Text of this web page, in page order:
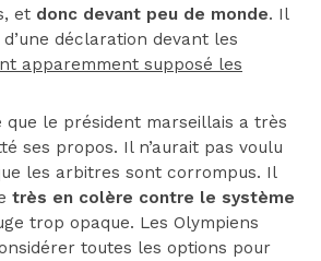
et donc devant peu de monde. Il
d’une déclaration devant les
apparemment supposé les
le président marseillais a très
ses propos. Il n’aurait pas voulu
les arbitres sont corrompus. Il
très en colère contre le système
trop opaque. Les Olympiens
toutes les options pour